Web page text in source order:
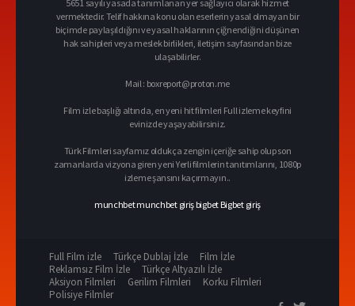
5651 sayılı yasada tanımlanan yer sağlayıcı olarak hizmet
vermektedir. Telif hakkına konu olan eserlerin yasal olmayan bir
biçimde paylaşıldığını ve yasal haklarının çiğnendiğini düşünen
hak sahipleri veya meslek birlikleri, iletişim sayfasından bize
ulaşabilirler.
Mail : boxreport@proton.me
Film izle başlığı altında, en yeni hit filmleri Full izleme keyfini
evinizde yaşayabilirsiniz.
Türk Filmleri sayfamız oldukça zengin içeriğe sahip olup son
zamanlarda vizyona giren yeni Yerli filmlerin tanıtımlarını, 1080p
izleme şansını kaçırmayın..
munchbetmunchbet giriş bigbet Bigbet giriş
Full Film izle Türkçe Dublaj İzle
Film İzle
Reklamsız Film İzle
Türkçe Altyazılı İzle
Aksiyon Filmleri
Gerilim Filmleri
Korku Filmleri
Polisiye Filmler